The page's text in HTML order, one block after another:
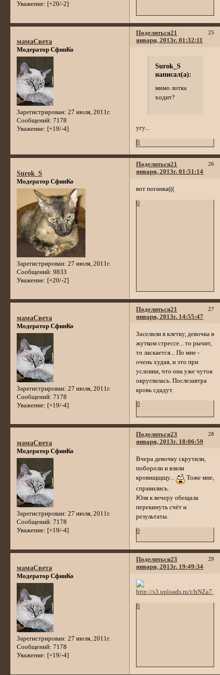
Уважение: [+20/-2]
Поделиться 25
21
января, 2013г. 01:32:11
мамаСвета
Модератор СфинКо
Зарегистрирован: 27 июля, 2011г.
Сообщений: 7178
Уважение: [+19/-4]
Surok_S
написал(а):
мимо лотка
ходит?
угу...
0
Поделиться 26
21
января, 2013г. 01:51:14
Surok_S
Модератор СфинКо
Зарегистрирован: 27 июля, 2011г.
Сообщений: 9833
Уважение: [+20/-2]
вот поганка(((
0
Поделиться 27
21
января, 2013г. 14:55:47
мамаСвета
Модератор СфинКо
Зарегистрирован: 27 июля, 2011г.
Сообщений: 7178
Уважение: [+19/-4]
Заселили в клетку, девочка в
жутком стрессе... то рычит,
то ласкается... По мне -
очень худая, и это при
условии, что она уже чуток
округлилась. Послезавтра
кровь сдадут.
0
Поделиться 28
23
января, 2013г. 18:06:59
мамаСвета
Модератор СфинКо
Зарегистрирован: 27 июля, 2011г.
Сообщений: 7178
Уважение: [+19/-4]
Вчера девочку скрутили,
побороли и взяли
кровищщщу...
Тоже мне,
справились.
Юля к вечеру обещала
перекинуть счёт и
результаты.
0
Поделиться 29
23
января, 2013г. 19:49:34
мамаСвета
Модератор СфинКо
Зарегистрирован: 27 июля, 2011г.
Сообщений: 7178
Уважение: [+19/-4]
0